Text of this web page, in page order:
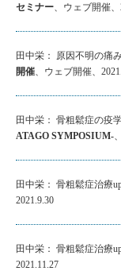
セミナー、ウェブ開催、
田中栄： 原因不明の痛
開催、ウェブ開催、
田中栄： 骨粗鬆症の疫
ATAGO SYMPOSIUM-
田中栄： 骨粗鬆症治療
2021.9.30
田中栄： 骨粗鬆症治療
2021.11.27